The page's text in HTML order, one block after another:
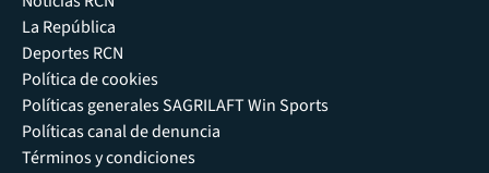
La República
Deportes RCN
Política de cookies
Políticas generales SAGRILAFT Win Sports
Políticas canal de denuncia
Términos y condiciones